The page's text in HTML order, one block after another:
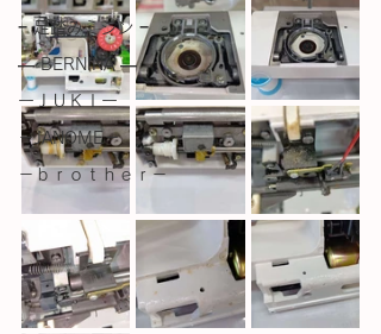
− 足踏みミシン −
― BERNINA ―
ーＪＵＫＩー
－JANOME－
－ｂｒｏｔｈｅｒ－